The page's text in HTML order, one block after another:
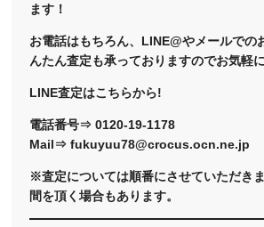
ます！
お電話はもちろん、LINE@やメールでの
んたん査定も承っておりますのでお気軽
LINE査定はこちらから!
電話番号⇒ 0120-19-1178
Mail⇒ fukuyuu78@crocus.ocn.ne.jp
※査定については順番にさせていただき
間を頂く場合もあります。